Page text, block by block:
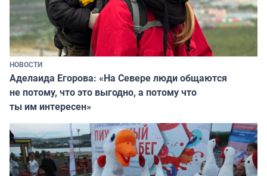
НОВОСТИ
Аделаида Егорова: «На Севере люди общаются
не потому, что это выгодно, а потому что
ты им интересен»